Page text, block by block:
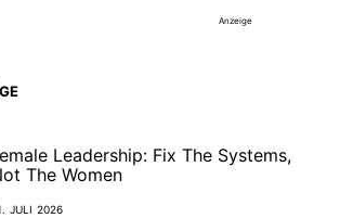
Anzeige
Leadership: Fix The Systems,
The Women
JULI 2026